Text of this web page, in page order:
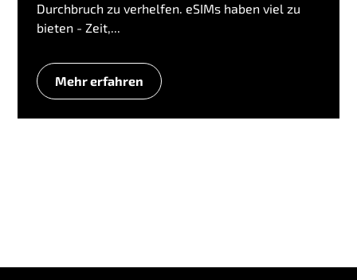
Durchbruch zu verhelfen. eSIMs haben viel zu
bieten - Zeit,...
Mehr erfahren